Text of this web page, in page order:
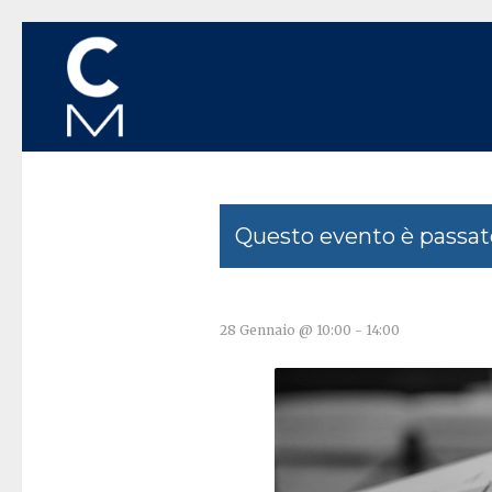
Questo evento è
28 Gennaio @ 10:00 - 14:00